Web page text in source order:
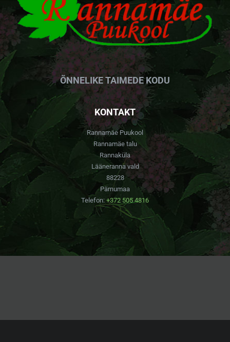
ÕNNELIKE TAIMEDE KODU
KONTAKT
Rannamäe Puukool
Rannamäe talu
Rannaküla
Lääneranna vald
88228
Pärnumaa
Telefon: +372 505 4816